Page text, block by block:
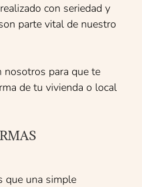
con seriedad y
parte vital de nuestro
nosotros para que te
de tu vivienda o local
que una simple